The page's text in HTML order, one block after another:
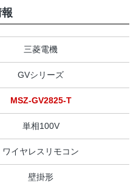
三菱電機
GVシリーズ
MSZ-GV2825-T
単相100V
ワイヤレスリモコン
壁掛形